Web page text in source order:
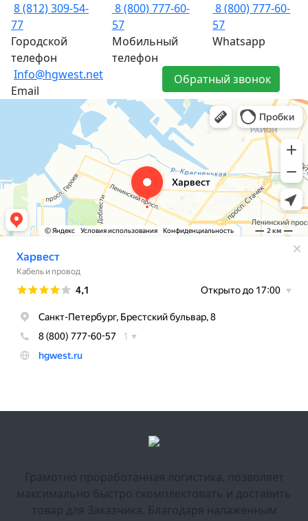
8 (812) 309-54-
77
Городской
телефон
8 (800) 777-60-
57
Мобильный
телефон
8 (800) 777-60-
57
Whatsapp
Info@hgwest.net
Email
Обратный звонок
Грамотно проработанная логистика, позволяет
максимально быстро скомплектовать и доставить
товар для Заказчика. Благодаря налаженным